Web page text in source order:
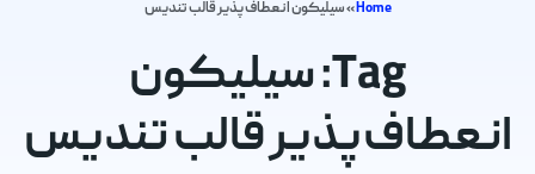
Home
»سیلیکون انعطاف‌پذیر قالب تندیس
Tag: سیلیکون
انعطاف‌پذیر قالب تندیس